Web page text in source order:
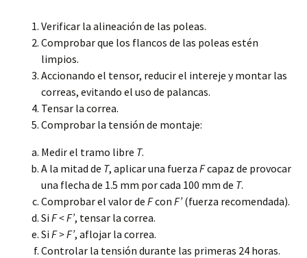
Verificar la alineación de las poleas.
Comprobar que los flancos de las poleas estén
limpios.
Accionando el tensor, reducir el intereje y montar las
correas, evitando el uso de palancas.
Tensar la correa.
Comprobar la tensión de montaje:
Medir el tramo libre T.
A la mitad de T, aplicar una fuerza Fcapaz de provocar
una flecha de 1.5 mm por cada 100 mm de T.
Comprobar el valor de Fcon F’(fuerza recomendada).
Si F < F’, tensar la correa.
Si F > F’, aflojar la correa.
Controlar la tensión durante las primeras 24 horas.